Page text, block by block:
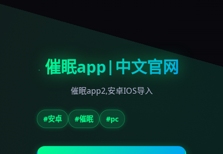
催眠app|中文官网
催眠app2,安卓IOS导入
#安卓 #催眠 #pc